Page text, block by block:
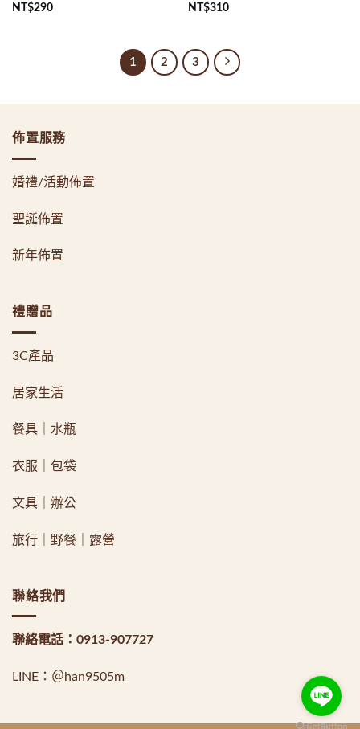
NT$290
NT$310
1 2 3
佈置服務
婚禮/活動佈置
聖誕佈置
新年佈置
禮贈品
3C產品
居家生活
餐具｜水瓶
衣服｜包袋
文具｜辦公
旅行｜野餐｜露營
聯絡我們
聯絡電話： 0913-907727
LINE： ＠han9505m